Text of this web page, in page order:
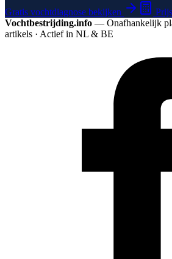
Gratis vochtdiagnose bekijken
Vochtbestrijding.info — Onafhankelijk
artikels · Actief in NL & BE